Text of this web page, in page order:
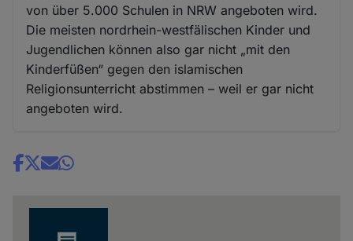
von über 5.000 Schulen in NRW angeboten wird.
Die meisten nordrhein-westfälischen Kinder und
Jugendlichen können also gar nicht „mit den
Kinderfüßen“ gegen den islamischen
Religionsunterricht abstimmen – weil er gar nicht
angeboten wird.
Share